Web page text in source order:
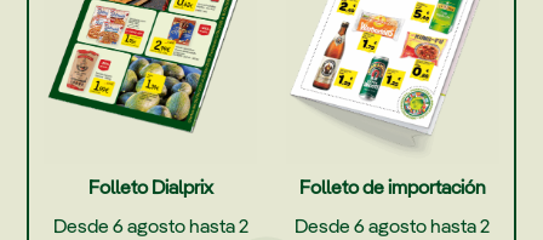
Folleto Dialprix
Desde 6 agosto hasta 2
Folleto de importación
Desde 6 agosto hasta 2